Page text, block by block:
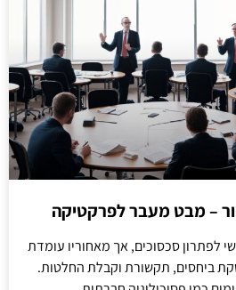
– מבט מעבר לפרקטיקה
לפתרון סכסוכים, אך מאחוריו עומדת
ביחסים, תקשורת וקבלת החלטות.